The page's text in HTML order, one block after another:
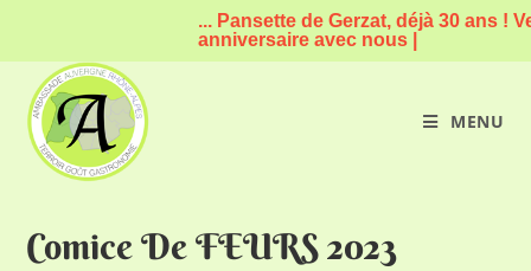
... Pansette de Gerzat, déjà 30 ans !
anniversaire avec nous |
MENU
Comice De FEURS 2023